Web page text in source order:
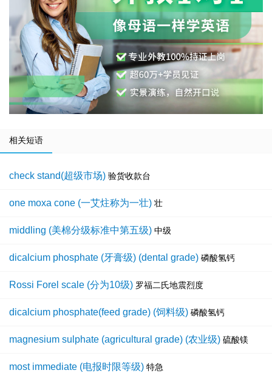
相关短语
check stand(超级市场) 验货收款台
one moxa cone (一艾炷称为一壮) 壮
middling (美棉分级标准中第五级) 中级
dicalcium phosphate (牙膏级) (dental grade) 磷酸氢钙
Rossi Forel scale (分为10级) 罗福二氏地震烈度
dicalcium phosphate(feed grade) (饲料级) 磷酸氢钙
magnesium sulphate (agricultural grade) (农业级) 硫酸镁
most immediate (电报时限等级) 特急